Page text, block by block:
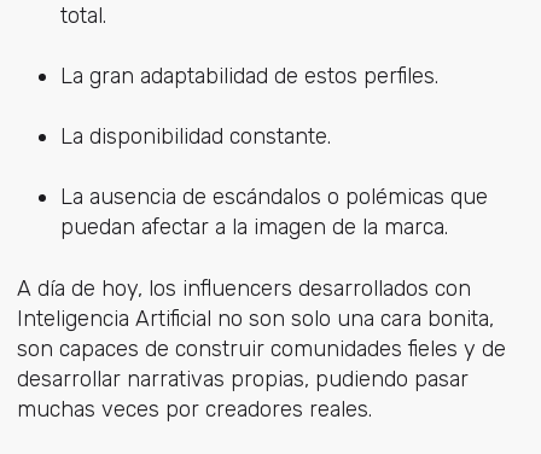
total.
La gran adaptabilidad de estos perfiles.
La disponibilidad constante.
La ausencia de escándalos o polémicas que
puedan afectar a la imagen de la marca.
A día de hoy, los influencers desarrollados con
Inteligencia Artificial no son solo una cara bonita,
son capaces de construir comunidades fieles y de
desarrollar narrativas propias, pudiendo pasar
muchas veces por creadores reales.